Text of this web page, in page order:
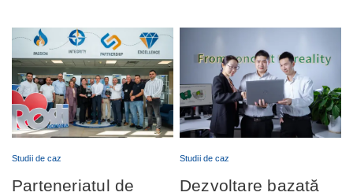
Studii de caz
Parteneriatul de
Studii de caz
Dezvoltare bazată